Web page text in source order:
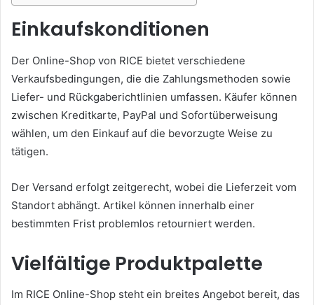
Einkaufskonditionen
Der Online-Shop von RICE bietet verschiedene
Verkaufsbedingungen, die die Zahlungsmethoden sowie
Liefer- und Rückgaberichtlinien umfassen. Käufer können
zwischen Kreditkarte, PayPal und Sofortüberweisung
wählen, um den Einkauf auf die bevorzugte Weise zu
tätigen.
Der Versand erfolgt zeitgerecht, wobei die Lieferzeit vom
Standort abhängt. Artikel können innerhalb einer
bestimmten Frist problemlos retourniert werden.
Vielfältige Produktpalette
Im RICE Online-Shop steht ein breites Angebot bereit, das